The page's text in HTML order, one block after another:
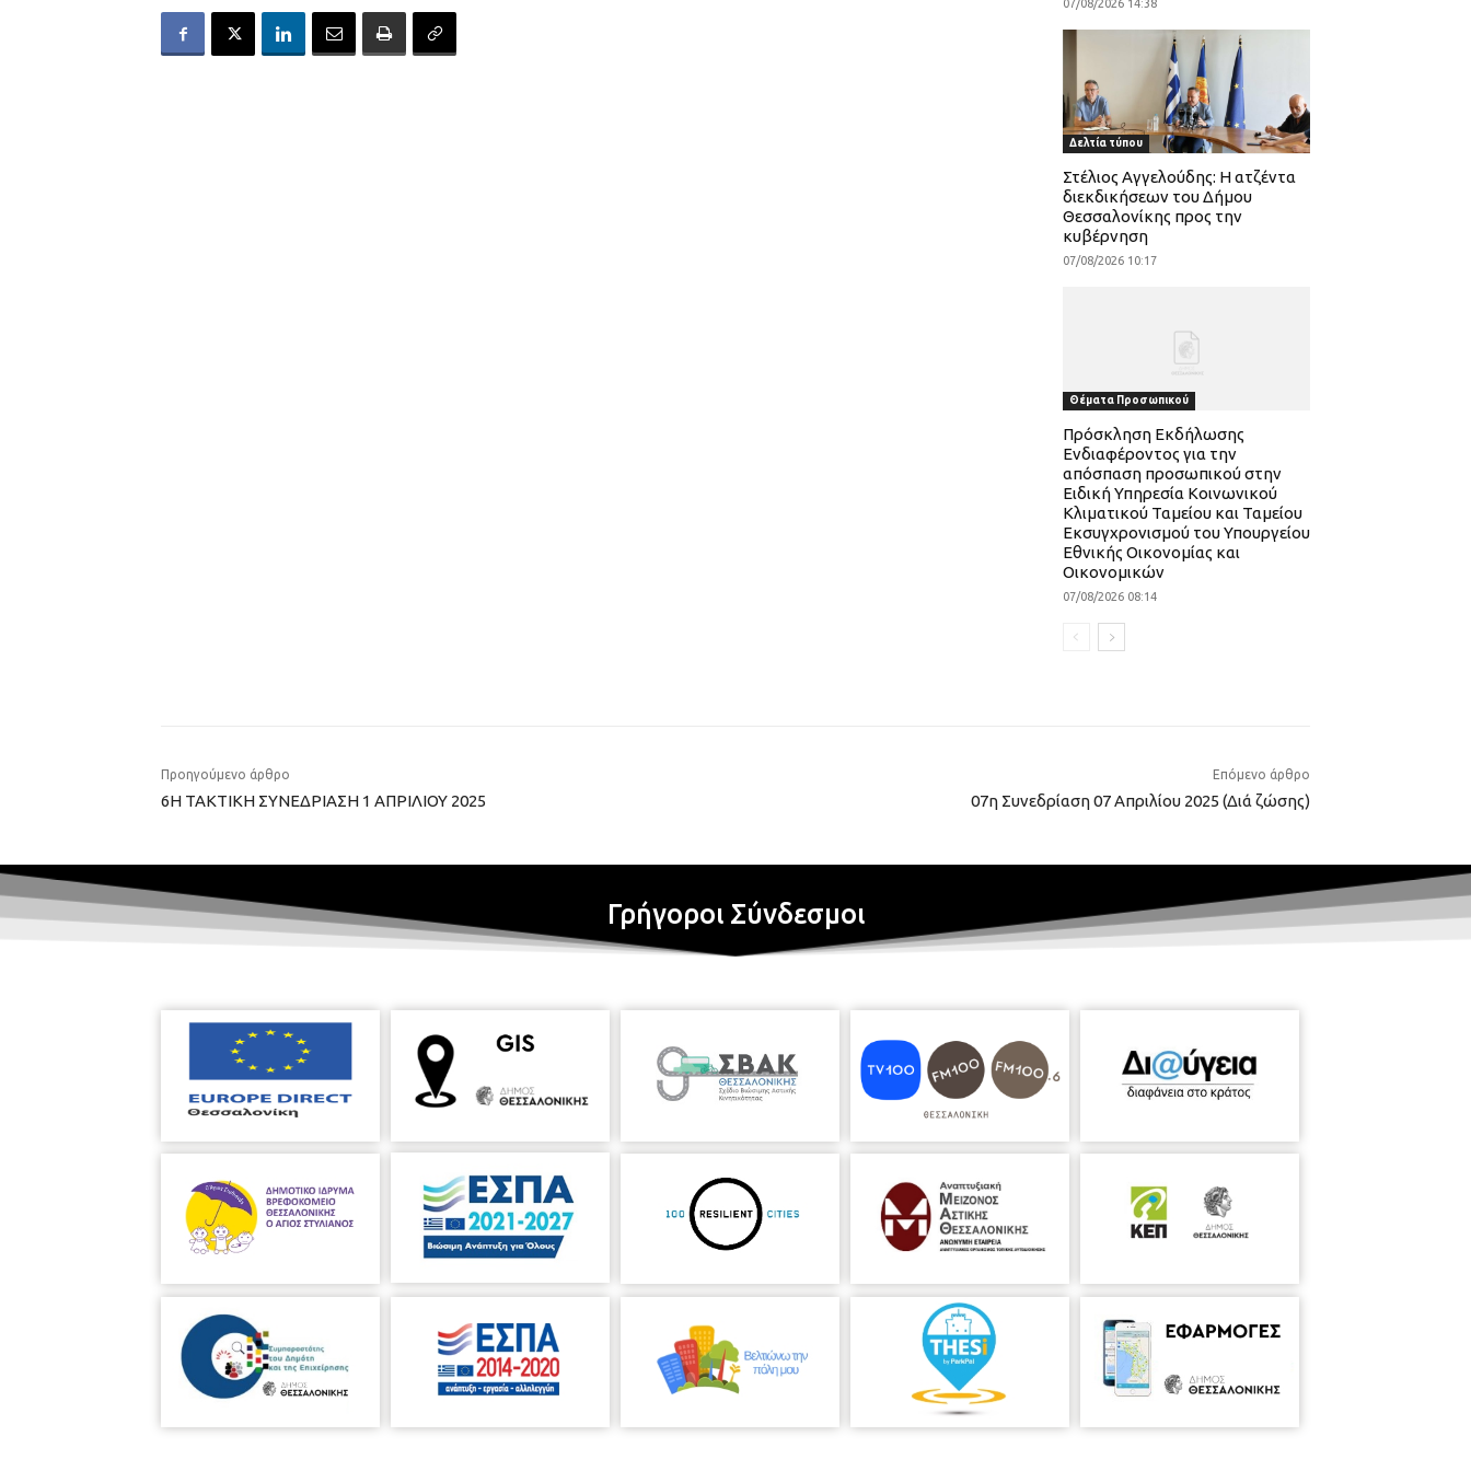
07/08/2026 14:38
Δελτία τύπου
Στέλιος Αγγελούδης: Η ατζέντα
διεκδικήσεων του Δήμου
Θεσσαλονίκης προς την
κυβέρνηση
07/08/2026 10:17
Θέματα Προσωπικού
Πρόσκληση Εκδήλωσης
Ενδιαφέροντος για την
απόσπαση προσωπικού στην
Ειδική Υπηρεσία Κοινωνικού
Κλιματικού Ταμείου και Ταμείου
Εκσυγχρονισμού του Υπουργείου
Εθνικής Οικονομίας και
Οικονομικών
07/08/2026 08:14
Προηγούμενο άρθρο
6Η ΤΑΚΤΙΚΗ ΣΥΝΕΔΡΙΑΣΗ 1 ΑΠΡΙΛΙΟΥ 2025
Επόμενο άρθρο
07η Συνεδρίαση 07 Απριλίου 2025 (Διά ζώσης)
Γρήγοροι Σύνδεσμοι